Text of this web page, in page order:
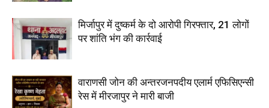
मिर्जापुर में दुष्कर्म के दो आरोपी गिरफ्तार, 21 लोगों
पर शांति भंग की कार्रवाई
वाराणसी जोन की अन्तरजनपदीय एलार्म एफिसिएन्सी
रेस में मीरजापुर ने मारी बाजी